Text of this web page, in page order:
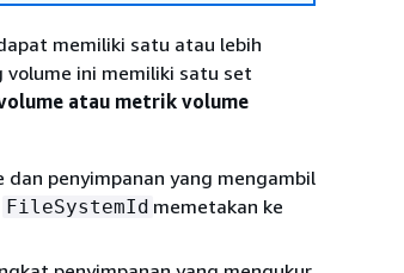
memiliki satu atau lebih
volume ini memiliki satu set
atau metrik volume
penyimpanan yang mengambil
FileSystemId memetakan ke